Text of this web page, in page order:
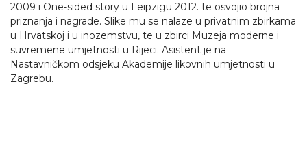
2009 i One-sided story u Leipzigu 2012. te osvojio brojna
priznanja i nagrade. Slike mu se nalaze u privatnim zbirkama
u Hrvatskoj i u inozemstvu, te u zbirci Muzeja moderne i
suvremene umjetnosti u Rijeci. Asistent je na
Nastavničkom odsjeku Akademije likovnih umjetnosti u
Zagrebu.